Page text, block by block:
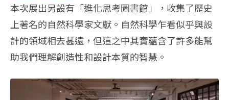
本次展出另設有「進化思考圖書館」，收集了歷史
上著名的自然科學家文獻。自然科學乍看似乎與設
計的領域相去甚遠，但這之中其實蘊含了許多能幫
助我們理解創造性和設計本質的智慧。